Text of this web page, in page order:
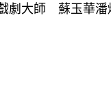
劇大師 蘇玉華潘